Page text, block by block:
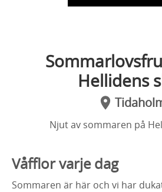
Hellidens
Njut av sommaren på
Våfflor varje dag
Sommaren är här och vi har